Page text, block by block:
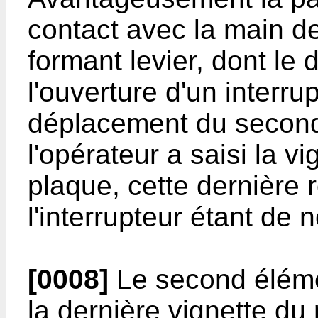
contact avec la main
formant levier, dont le
l'ouverture d'un
déplacement du
l'opérateur a saisi la
plaque, cette dernière
l'interrupteur étant de
[0008] Le second
la dernière vignette